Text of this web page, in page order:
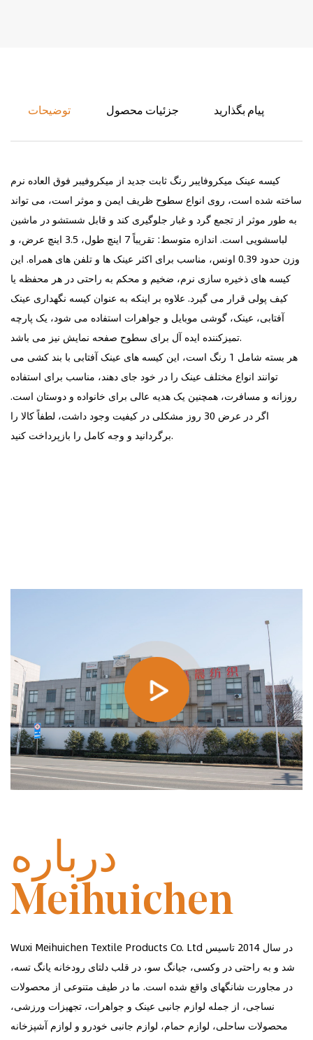
توضیحات جزئیات محصول پیام بگذارید
کیسه عینک میکروفایبر رنگ ثابت جدید از میکروفیبر فوق العاده نرم
ساخته شده است، روی انواع سطوح ظریف ایمن و موثر است، می تواند
به طور موثر از تجمع گرد و غبار جلوگیری کند و قابل شستشو در ماشین
لباسشویی است. اندازه متوسط: تقریباً 7 اینچ طول، 3.5 اینچ عرض، و
وزن حدود 0.39 اونس، مناسب برای اکثر عینک ها و تلفن های همراه. این
کیسه های ذخیره سازی نرم، ضخیم و محکم به راحتی در هر محفظه یا
کیف پولی قرار می گیرد. علاوه بر اینکه به عنوان کیسه نگهداری عینک
آفتابی، عینک، گوشی موبایل و جواهرات استفاده می شود، یک پارچه
تمیزکننده ایده آل برای سطوح صفحه نمایش نیز می باشد.
هر بسته شامل 1 رنگ است، این کیسه های عینک آفتابی با بند کشی می
توانند انواع مختلف عینک را در خود جای دهند، مناسب برای استفاده
روزانه و مسافرت، همچنین یک هدیه عالی برای خانواده و دوستان است.
اگر در عرض 30 روز مشکلی در کیفیت وجود داشت، لطفاً کالا را
برگردانید و وجه کامل را بازپرداخت کنید.
درباره
Meihuichen
Wuxi Meihuichen Textile Products Co. Ltd در سال 2014 تاسیس
شد و به راحتی در وکسی، جیانگ سو، در قلب دلتای رودخانه یانگ تسه،
در مجاورت شانگهای واقع شده است. ما در طیف متنوعی از محصولات
نساجی، از جمله لوازم جانبی عینک و جواهرات، تجهیزات ورزشی،
محصولات ساحلی، لوازم حمام، لوازم جانبی خودرو و لوازم آشپزخانه